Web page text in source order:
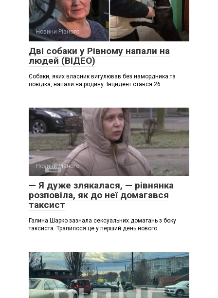
Новини Рівного
Дві собаки у Рівному напали на
людей (ВІДЕО)
Собаки, яких власник вигулював без намордника та
повідка, напали на родину. Інцидент стався 26
Новини Рівного
— Я дуже злякалася, — рівнянка
розповіла, як до неї домагався
таксист
Галина Шарко зазнала сексуальних домагань з боку
таксиста. Трапилося це у перший день нового